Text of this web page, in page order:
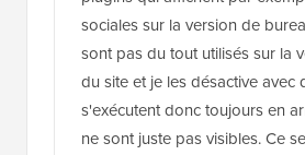
sociales sur la version de
sont pas du tout utilisés sur la
du site et je les désactive avec
s'exécutent donc toujours en
ne sont juste pas visibles. Ce